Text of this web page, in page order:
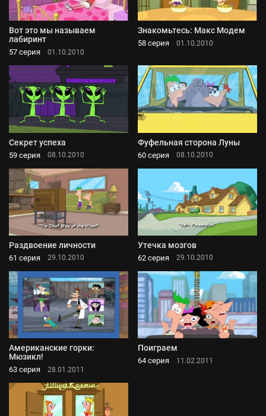
Вот это мы называем
лабиринт
57 серия 01.10.2010
Знакомьтесь: Макс Модем
58 серия 01.10.2010
Секрет успеха
59 серия 08.10.2010
Фуфельная сторона Луны
60 серия 08.10.2010
Раздвоение личности
61 серия 29.10.2010
Утечка мозгов
62 серия 29.10.2010
Американские горки:
Мюзикл!
63 серия 28.01.2011
Поиграем
64 серия 11.02.2011